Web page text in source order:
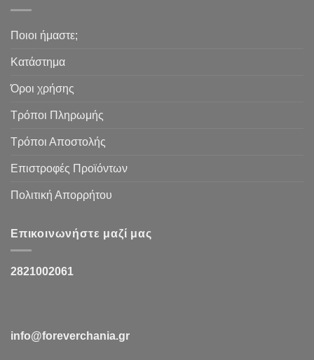
Ποιοι ήμαστε;
Κατάστημα
Όροι χρήσης
Τρόποι Πληρωμής
Τρόποι Αποστολής
Επιστροφές Προϊόντων
Πολιτική Απορρήτου
Επικοινωνήστε μαζί μας
2821002061
info@foreverchania.gr